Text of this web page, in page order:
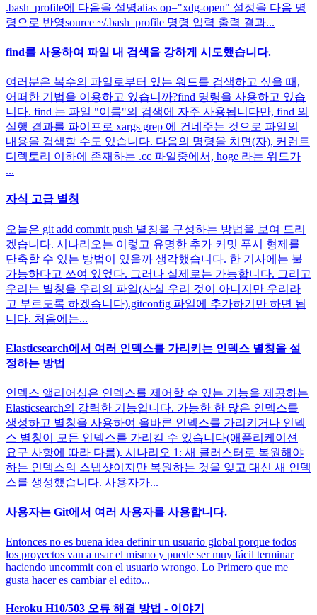
.bash_profile에 다음을 설명alias op="xdg-open" 설정을 다음 명
령으로 반영source ~/.bash_profile 명령 입력 출력 결과...
find를 사용하여 파일 내 검색을 강하게 시도했습니다.
여러분은 복수의 파일로부터 있는 워드를 검색하고 싶을 때,
어떠한 기법을 이용하고 있습니까?find 명령을 사용하고 있습
니다. find 는 파일 "이름"의 검색에 자주 사용됩니다만, find 의
실행 결과를 파이프로 xargs grep 에 건네주는 것으로 파일의
내용을 검색할 수도 있습니다. 다음의 명령을 치면(자), 커런트
디렉토리 이하에 존재하는 .cc 파일중에서, hoge 라는 워드가
...
자식 고급 별칭
오늘은 git add commit push 별칭을 구성하는 방법을 보여 드리
겠습니다. 시나리오는 이렇고 유명한 추가 커밋 푸시 형제를
단축할 수 있는 방법이 있을까 생각했습니다. 한 기사에는 불
가능하다고 쓰여 있었다. 그러나 실제로는 가능합니다. 그리고
우리는 별칭을 우리의 파일(사실 우리 것이 아니지만 우리라
고 부르도록 하겠습니다).gitconfig 파일에 추가하기만 하면 됩
니다. 처음에는...
Elasticsearch에서 여러 인덱스를 가리키는 인덱스 별칭을 설
정하는 방법
인덱스 앨리어싱은 인덱스를 제어할 수 있는 기능을 제공하는
Elasticsearch의 강력한 기능입니다. 가능한 한 많은 인덱스를
생성하고 별칭을 사용하여 올바른 인덱스를 가리키거나 인덱
스 별칭이 모든 인덱스를 가리킬 수 있습니다(애플리케이션
요구 사항에 따라 다름). 시나리오 1: 새 클러스터로 복원해야
하는 인덱스의 스냅샷이지만 복원하는 것을 잊고 대신 새 인덱
스를 생성했습니다. 사용자가...
사용자는 Git에서 여러 사용자를 사용합니다.
Entonces no es buena idea definir un usuario global porque todos
los proyectos van a usar el mismo y puede ser muy fácil terminar
haciendo uncommit con el usuario wrongo. Lo Primero que me
gusta hacer es cambiar el edito...
Heroku H10/503 오류 해결 방법 - 이야기